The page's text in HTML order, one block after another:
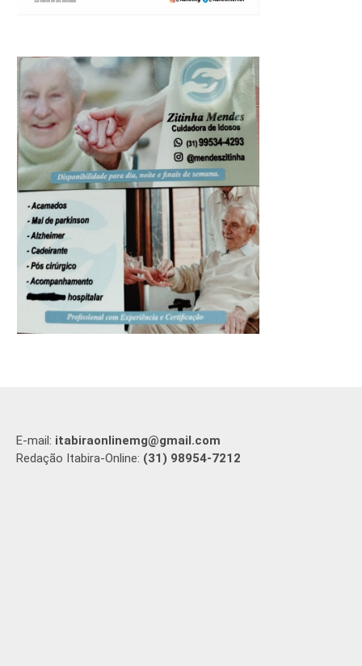
E-mail: itabiraonlinemg@gmail.com
Redação Itabira-Online: (31) 98954-7212